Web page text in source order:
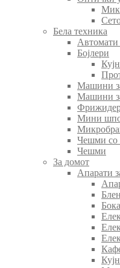
Бела техника
Автомати
Бојлери
Машини
Машини
Мини
Чешми со
Чешми
За домот
Апарати